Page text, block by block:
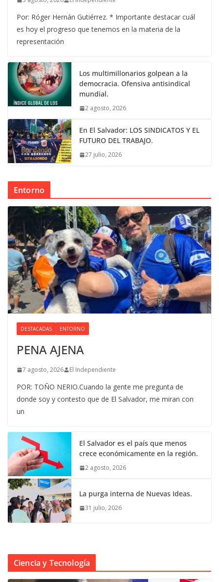
Por: Róger Hernán Gutiérrez. * Importante destacar cuál
es hoy el progreso que tenemos en la materia de la
representación
Los multimillonarios golpean a la
democracia. Ofensiva antisindical
mundial.
2 agosto, 2026
En El Salvador: LOS SINDICATOS Y EL
FUTURO DEL TRABAJO.
27 julio, 2026
Entorno
DESTACADAS ENTORNO
PENA AJENA
7 agosto, 2026 El Independiente
POR: TOÑO NERIO.Cuando la gente me pregunta de
donde soy y contesto que de El Salvador, me miran con
un
El Salvador es el país que menos
crece económicamente en la región.
2 agosto, 2026
La purga interna de Nuevas Ideas.
31 julio, 2026
Ciencia y Tecnología